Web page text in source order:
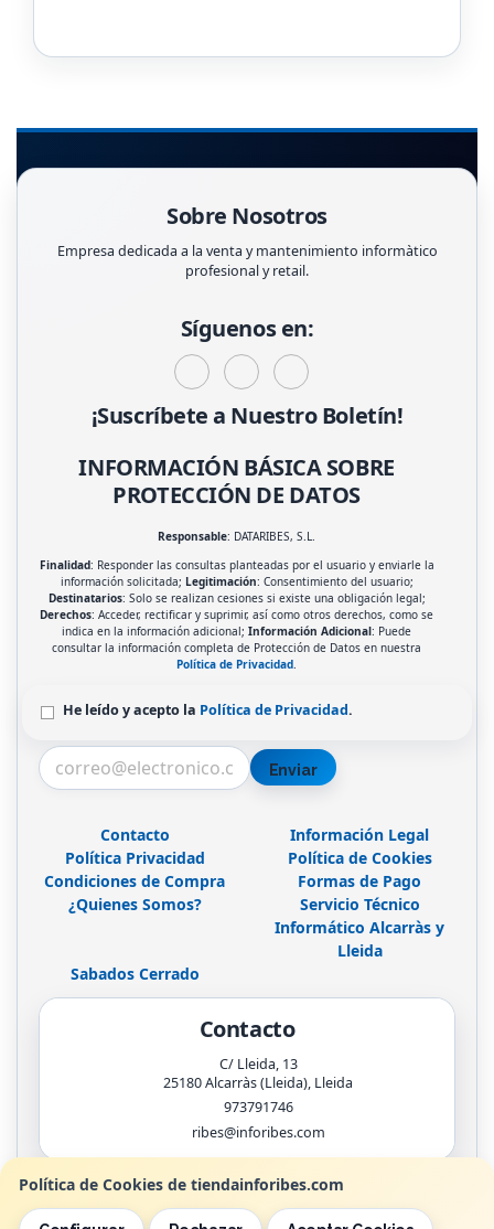
Política de Cookies de tiendainforibes.com
Sobre Nosotros
Empresa dedicada a la venta y mantenimiento informàtico
profesional y retail.
Síguenos en:
¡Suscríbete a Nuestro Boletín!
INFORMACIÓN BÁSICA SOBRE
PROTECCIÓN DE DATOS
Responsable: DATARIBES, S.L.
Finalidad: Responder las consultas planteadas por el usuario y enviarle la
información solicitada; Legitimación: Consentimiento del usuario;
Destinatarios: Solo se realizan cesiones si existe una obligación legal;
Derechos: Acceder, rectificar y suprimir, así como otros derechos, como se
indica en la información adicional;Información Adicional: Puede
consultar la información completa de Protección de Datos en nuestra
Política de Privacidad
He leído y acepto la Política de Privacidad.
Enviar
Contacto
Información Legal
Política Privacidad
Política de Cookies
Condiciones de Compra
Formas de Pago
¿Quienes Somos?
Servicio Técnico
Informático Alcarràs y
Lleida
Sabados Cerrado
Contacto
C/ Lleida, 13
25180Alcarràs (Lleida), Lleida
973791746
ribes@inforibes.com
Horario